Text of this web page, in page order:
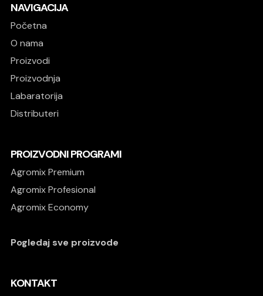
NAVIGACIJA
Početna
O nama
Proizvodi
Proizvodnja
Labaratorija
Distributeri
PROIZVODNI PROGRAMI
Agromix Premium
Agromix Profesional
Agromix Economy
Pogledaj sve proizvode
KONTAKT